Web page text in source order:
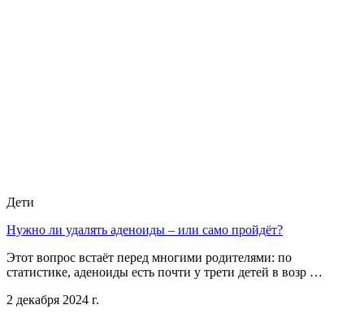
Дети
Нужно ли удалять аденоиды – или само пройдёт?
Этот вопрос встаёт перед многими родителями: по
статистике, аденоиды есть почти у трети детей в возр …
2 декабря 2024 г.